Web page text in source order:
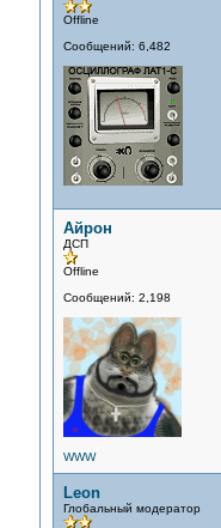
Offline
Сообщений: 6,482
Айрон
ДСП
Offline
Сообщений: 2,198
WWW
Leon
Глобальный модератор